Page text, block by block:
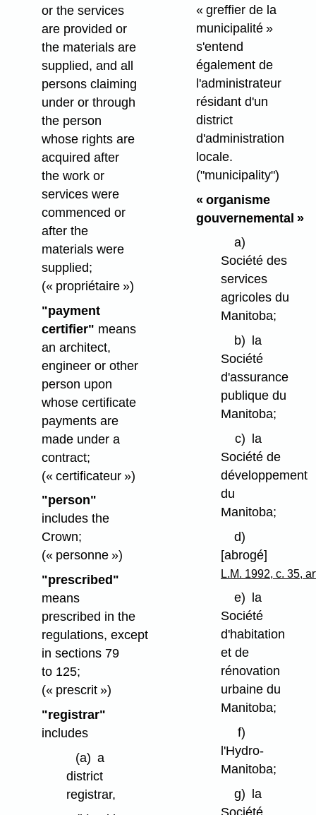
or the services
are provided or
the materials are
supplied, and all
persons claiming
under or through
the person
whose rights are
acquired after
the work or
services were
commenced or
after the
materials were
supplied;
(« propriétaire »)
"payment
certifier" means
an architect,
engineer or other
person upon
whose certificate
payments are
made under a
contract;
(« certificateur »)
"person"
includes the
Crown;
(« personne »)
"prescribed"
means
prescribed in the
regulations, except
in sections 79
to 125;
(« prescrit »)
"registrar"
includes
(a) a
district
registrar,
« greffier de la
municipalité »
s'entend
également de
l'administrateur
résidant d'un
district
d'administration
locale.
("municipality")
« organisme
gouvernemental »
a)
Société des
services
agricoles du
Manitoba;
b)
la
Société
d'assurance
publique du
Manitoba;
c) la
Société de
développement
du
Manitoba;
d)
[abrogé]
L.M. 1992, c. 35,
e)
la
Société
d'habitation
et de
rénovation
urbaine du
Manitoba;
f)
l'Hydro-
Manitoba;
g)
la